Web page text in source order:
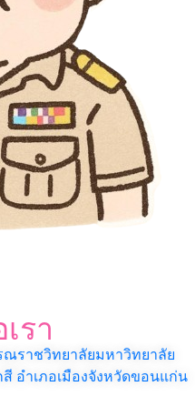
รา
ราชวิทยาลัยมหาวิทยาลัย
อำเภอเมืองจังหวัดขอนแก่น